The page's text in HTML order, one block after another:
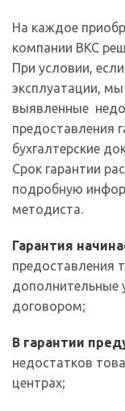
На каждое
компании ВКС
При условии,
эксплуатации,
выявленные
предоставления
бухгалтерские
Срок гарантии
подробную
методиста.
Гарантия
предоставления
дополнительные
договором;
В гарантии
недостатков
центрах;